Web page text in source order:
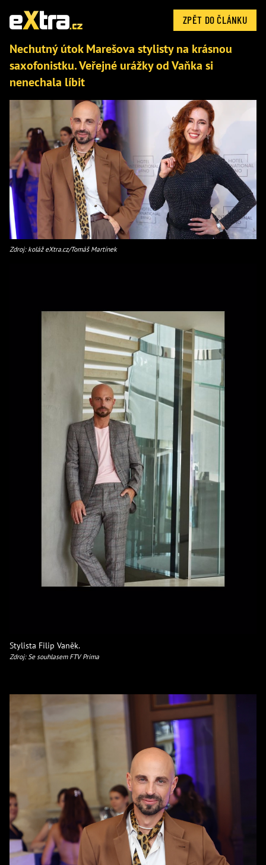
ZPĚT DO ČLÁNKU
Nechutný útok Marešova stylisty na krásnou
saxofonistku. Veřejné urážky od Vaňka si
nenechala líbit
Zdroj: koláž eXtra.cz/Tomáš Martínek
Stylista Filip Vaněk.
Zdroj: Se souhlasem FTV Prima